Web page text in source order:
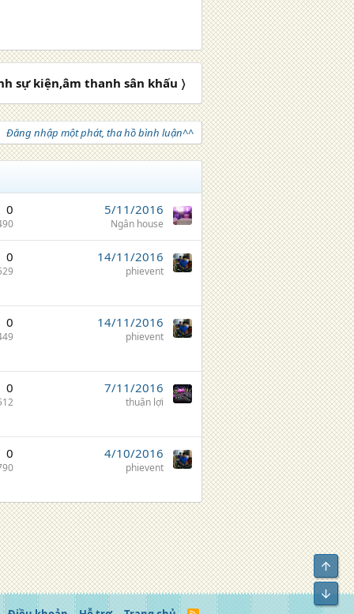
sự kiện,âm thanh sân khấu 〉
Đăng nhập một phát, tha hồ bình luận^^
0 5/11/2016
Ngân house
0 14/11/2016
phievent
0 14/11/2016
phievent
0 7/11/2016
thuận lợi
0 4/10/2016
phievent
Top